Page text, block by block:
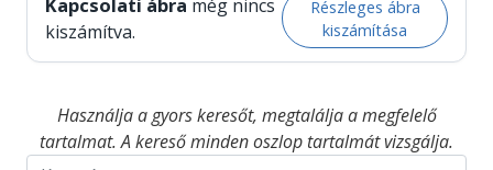
Kapcsolati ábra még nincs
kiszámítva.
Részleges ábra
kiszámítása
Használja a gyors keresőt, megtalálja a megfelelő
tartalmat. A kereső minden oszlop tartalmát vizsgálja.